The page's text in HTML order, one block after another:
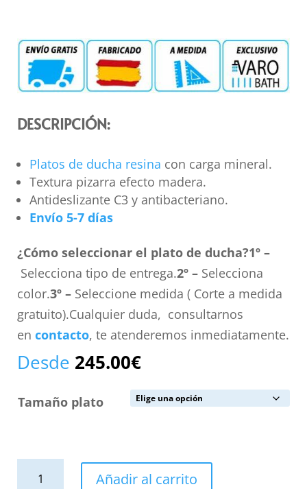
DESCRIPCIÓN:
Platos de ducha resina con carga mineral.
Textura pizarra efecto madera.
Antideslizante C3 y antibacteriano.
Envío 5-7 días
¿Cómo seleccionar el plato de ducha?1º –
Selecciona tipo de entrega.2º –Selecciona
color.3º –Seleccione medida ( Corte a medida
gratuito).Cualquier duda, consultarnos
en contacto, te atenderemos inmediatamente.
Desde 245.00€
Tamaño plato
Añadir al carrito